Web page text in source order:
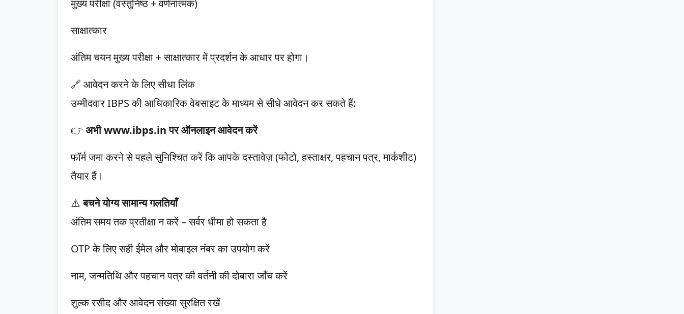
मुख्य परीक्षा (वस्तुनिष्ठ + वर्णनात्मक)
साक्षात्कार
अंतिम चयन मुख्य परीक्षा + साक्षात्कार में प्रदर्शन के आधार पर होगा।
🔗 आवेदन करने के लिए सीधा लिंक
उम्मीदवार IBPS की आधिकारिक वेबसाइट के माध्यम से सीधे आवेदन कर सकते हैं:
👉अभी www.ibps.in पर ऑनलाइन आवेदन करें
फॉर्म जमा करने से पहले सुनिश्चित करें कि आपके दस्तावेज़ (फोटो, हस्ताक्षर, पहचान पत्र, मार्कशीट)
तैयार हैं।
⚠️बचने योग्य सामान्य गलतियाँ
अंतिम समय तक प्रतीक्षा न करें – सर्वर धीमा हो सकता है
OTP के लिए सही ईमेल और मोबाइल नंबर का उपयोग करें
नाम, जन्मतिथि और पहचान पत्र की वर्तनी की दोबारा जाँच करें
शुल्क रसीद और आवेदन संख्या सुरक्षित रखें